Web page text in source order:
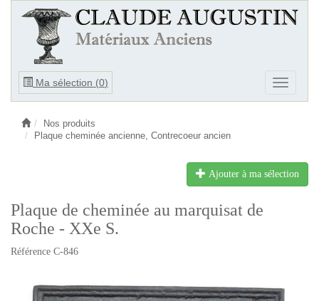
Ma sélection (0)
Ouvrir
Ouvrir
le
Nos produits
Plaque cheminée ancienne, Contrecoeur ancien
Ajouter à ma sélection
Plaque de cheminée au marquisat de
Roche - XXe S.
Référence C-846